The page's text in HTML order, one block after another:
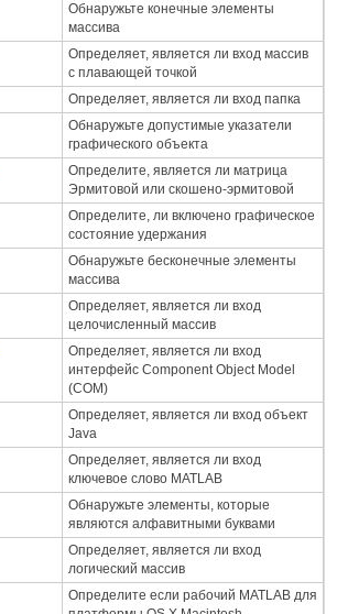
Обнаружьте конечные элементы
массива
Определяет, является ли вход массив
с плавающей точкой
Определяет, является ли вход папка
Обнаружьте допустимые указатели
графического объекта
Определите, является ли матрица
Эрмитовой или скошено-эрмитовой
Определите, ли включено графическое
состояние удержания
Обнаружьте бесконечные элементы
массива
Определяет, является ли вход
целочисленный массив
Определяет, является ли вход
интерфейс Component Object Model
(COM)
Определяет, является ли вход объект
Java
Определяет, является ли вход
ключевое слово MATLAB
Обнаружьте элементы, которые
являются алфавитными буквами
Определяет, является ли вход
логический массив
Определите если рабочий MATLAB для